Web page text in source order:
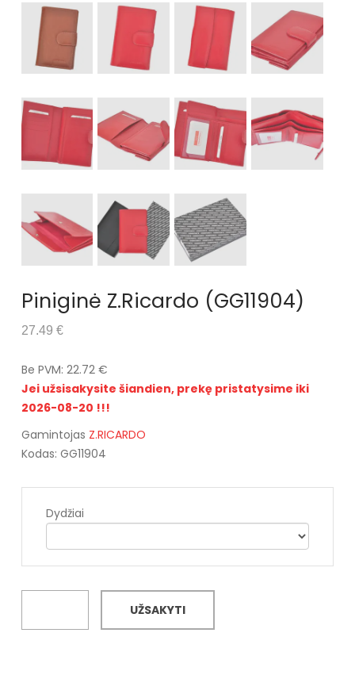
Piniginė Z.Ricardo (GG11904)
27.49 €
Be PVM: 22.72 €
Jei užsisakysite šiandien, prekę pristatysime iki
2026-08-20 !!!
Gamintojas Z.RICARDO
Kodas: GG11904
Dydžiai
UŽSAKYTI